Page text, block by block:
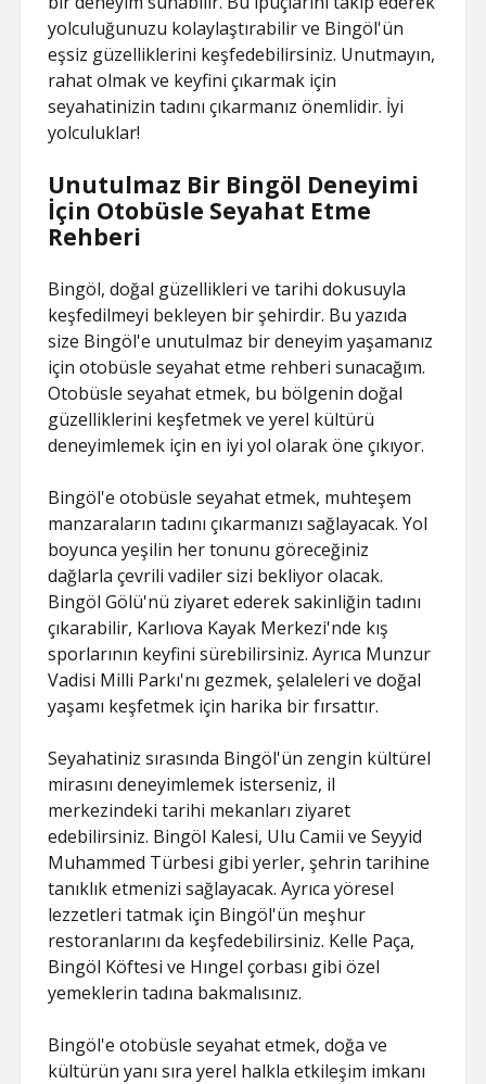
yolculuğunuzu kolaylaştırabilir ve Bingöl'ün
eşsiz güzelliklerini keşfedebilirsiniz. Unutmayın,
rahat olmak ve keyfini çıkarmak için
seyahatinizin tadını çıkarmanız önemlidir. İyi
yolculuklar!
Unutulmaz Bir Bingöl Deneyimi
İçin Otobüsle Seyahat Etme
Rehberi
Bingöl, doğal güzellikleri ve tarihi dokusuyla
keşfedilmeyi bekleyen bir şehirdir. Bu yazıda
size Bingöl'e unutulmaz bir deneyim yaşamanız
için otobüsle seyahat etme rehberi sunacağım.
Otobüsle seyahat etmek, bu bölgenin doğal
güzelliklerini keşfetmek ve yerel kültürü
deneyimlemek için en iyi yol olarak öne çıkıyor.
Bingöl'e otobüsle seyahat etmek, muhteşem
manzaraların tadını çıkarmanızı sağlayacak. Yol
boyunca yeşilin her tonunu göreceğiniz
dağlarla çevrili vadiler sizi bekliyor olacak.
Bingöl Gölü'nü ziyaret ederek sakinliğin tadını
çıkarabilir, Karlıova Kayak Merkezi'nde kış
sporlarının keyfini sürebilirsiniz. Ayrıca Munzur
Vadisi Milli Parkı'nı gezmek, şelaleleri ve doğal
yaşamı keşfetmek için harika bir fırsattır.
Seyahatiniz sırasında Bingöl'ün zengin kültürel
mirasını deneyimlemek isterseniz, il
merkezindeki tarihi mekanları ziyaret
edebilirsiniz. Bingöl Kalesi, Ulu Camii ve Seyyid
Muhammed Türbesi gibi yerler, şehrin tarihine
tanıklık etmenizi sağlayacak. Ayrıca yöresel
lezzetleri tatmak için Bingöl'ün meşhur
restoranlarını da keşfedebilirsiniz. Kelle Paça,
Bingöl Köftesi ve Hıngel çorbası gibi özel
yemeklerin tadına bakmalısınız.
Bingöl'e otobüsle seyahat etmek, doğa ve
kültürün yanı sıra yerel halkla etkileşim imkanı